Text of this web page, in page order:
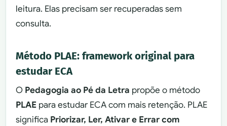
leitura. Elas precisam ser recuperadas sem
consulta.
Método PLAE: framework original para
estudar ECA
O Pedagogia ao Pé da Letra propõe o método
PLAE para estudar ECA com mais retenção. PLAE
significa Priorizar, Ler, Ativar e Errar com